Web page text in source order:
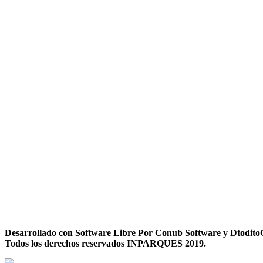
Desarrollado con Software Libre Por Conub Software y
Todos los derechos reservados INPARQUES 2019.